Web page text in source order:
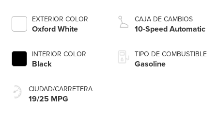
EXTERIOR COLOR
Oxford White
INTERIOR COLOR
Black
CIUDAD/CARRETERA
19/25 MPG
Technology
CAJA DE CAMBIOS
10-Speed Automatic
TIPO DE COMBUSTIBLE
Gasoline